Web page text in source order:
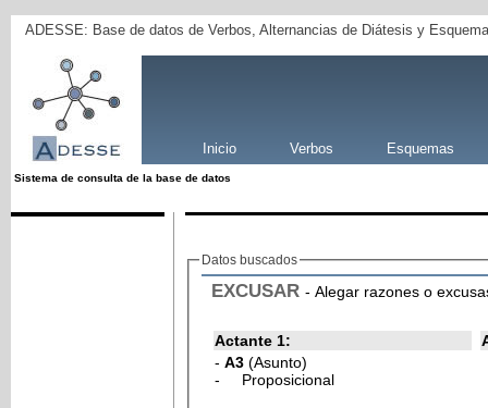
ADESSE: Base de datos de Verbos, Alternancias de Diátesis y
Inicio Verbos Esquemas
Sistema de consulta de la base de datos
Datos buscados
EXCUSAR - Alegar razones o
Actante 1:
- A3 (Asunto)
- Proposicional